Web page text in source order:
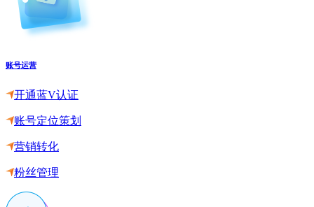
账号运营
开通蓝V认证
账号定位策划
营销转化
粉丝管理